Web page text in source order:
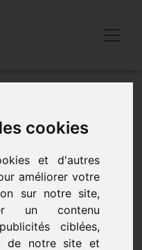
cookies
et d'autres
améliorer votre
sur notre site,
un contenu
ciblées,
de notre site et